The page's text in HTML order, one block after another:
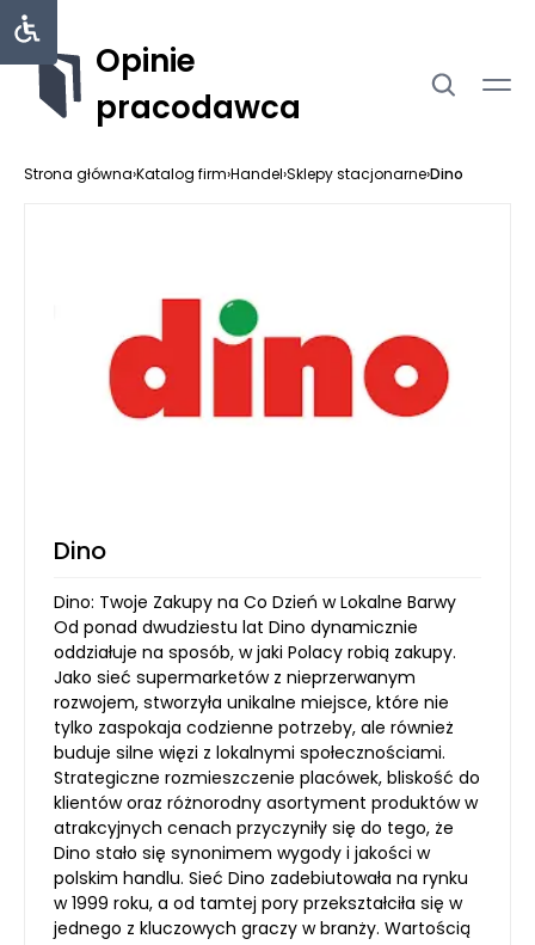
Opinie
pracodawca
Strona główna›Katalog firm›Handel›Sklepy stacjonarne›Dino
Dino
Dino: Twoje Zakupy na Co Dzień w Lokalne Barwy
Od ponad dwudziestu lat Dino dynamicznie
oddziałuje na sposób, w jaki Polacy robią zakupy.
Jako sieć supermarketów z nieprzerwanym
rozwojem, stworzyła unikalne miejsce, które nie
tylko zaspokaja codzienne potrzeby, ale również
buduje silne więzi z lokalnymi społecznościami.
Strategiczne rozmieszczenie placówek, bliskość do
klientów oraz różnorodny asortyment produktów w
atrakcyjnych cenach przyczyniły się do tego, że
Dino stało się synonimem wygody i jakości w
polskim handlu. Sieć Dino zadebiutowała na rynku
w 1999 roku, a od tamtej pory przekształciła się w
jednego z kluczowych graczy w branży. Wartością